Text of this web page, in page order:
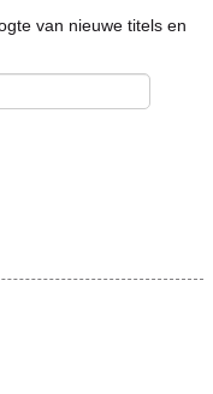
van nieuwe titels en